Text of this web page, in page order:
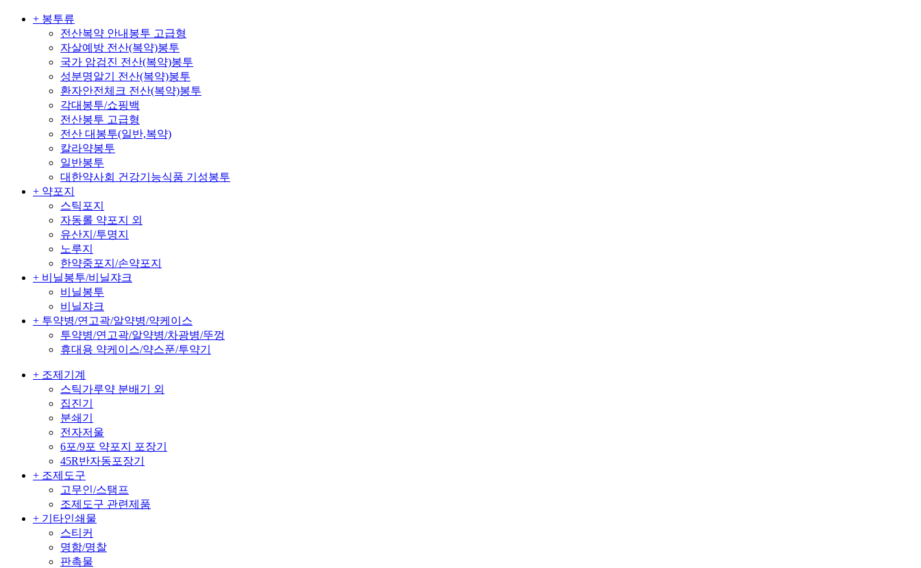
+ 봉투류
전산복약 안내봉투 고급형
자살예방 전산(복약)봉투
국가 암검진 전산(복약)봉투
성분명알기 전산(복약)봉투
환자안전체크 전산(복약)봉투
각대봉투/쇼핑백
전산봉투 고급형
전산 대봉투(일반,복약)
칼라약봉투
일반봉투
대한약사회 건강기능식품 기성봉투
+ 약포지
스틱포지
자동롤 약포지 외
유산지/투명지
노루지
한약중포지/손약포지
+ 비닐봉투/비닐쟈크
비닐봉투
비닐쟈크
+ 투약병/연고곽/알약병/약케이스
투약병/연고곽/알약병/차광병/뚜껑
휴대용 약케이스/약스푼/투약기
+ 조제기계
스틱가루약 분배기 외
집진기
분쇄기
전자저울
6포/9포 약포지 포장기
45R반자동포장기
+ 조제도구
고무인/스탬프
조제도구 관련제품
+ 기타인쇄물
스티커
명함/명찰
판촉물